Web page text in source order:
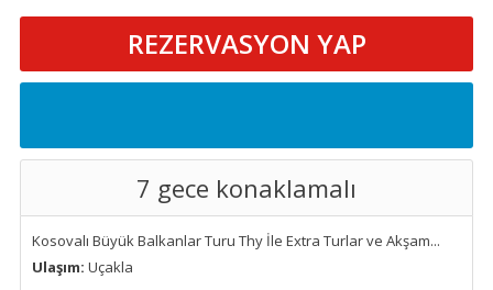
REZERVASYON YAP
7 gece konaklamalı
Kosovalı Büyük Balkanlar Turu Thy İle Extra Turlar ve Akşam...
Ulaşım: Uçakla